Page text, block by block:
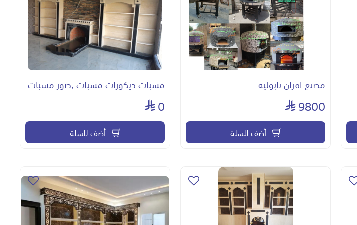
مصنع افران نابولية
9800
أضف للسلة
مشبات ديكورات مشبات ,صور مشبات
0
أضف للسلة